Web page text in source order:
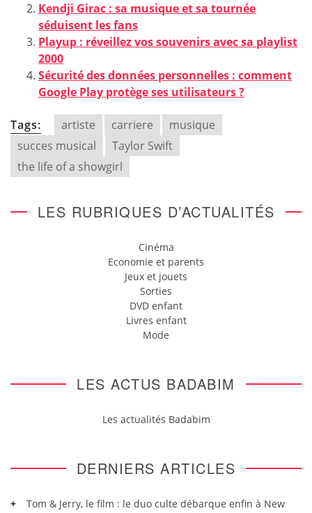
Kendji Girac : sa musique et sa tournée
séduisent les fans
Playup : réveillez vos souvenirs avec sa playlist
2000
Sécurité des données personnelles : comment
Google Play protège ses utilisateurs ?
Tags: artiste carriere
musique
succes musical
Taylor Swift
the life of a showgirl
LES RUBRIQUES D’ACTUALITÉS
Cinéma
Economie et parents
Jeux et jouets
Sorties
DVD enfant
Livres enfant
Mode
LES ACTUS BADABIM
Les actualités Badabim
DERNIERS ARTICLES
Tom & Jerry, le film : le duo culte débarque enfin à New